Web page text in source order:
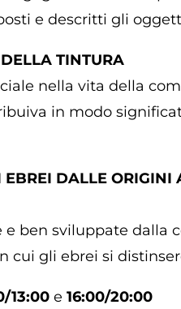
e descritti gli
TINTURA
nella vita della
in modo
DALLE ORIGINI
ben sviluppate dalla
cui gli ebrei si
13:00e 16:00/20:00